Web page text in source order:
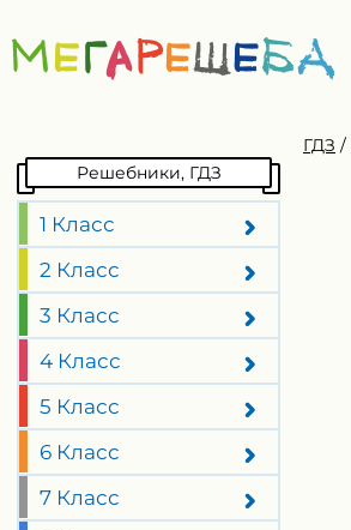
Решебники, ГДЗ
1 Класс
2 Класс
3 Класс
4 Класс
5 Класс
6 Класс
7 Класс
ГДЗ /